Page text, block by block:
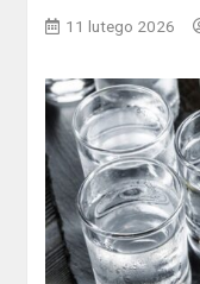
11 lutego 2026